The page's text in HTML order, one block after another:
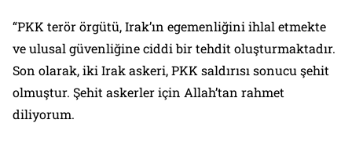
“PKK terör örgütü, Irak’ın egemenliğini ihlal etmekte
ve ulusal güvenliğine ciddi bir tehdit oluşturmaktadır.
Son olarak, iki Irak askeri, PKK saldırısı sonucu şehit
olmuştur. Şehit askerler için Allah’tan rahmet
diliyorum.